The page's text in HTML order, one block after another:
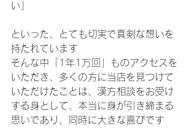
い」
といった、とても切実で真剣な想いを
持たれています
​そんな中「1年1万回」ものアクセスを
いただき、多くの方に当店を見つけて
いただけたことは、漢方相談をお受け
する身として、本当に身が引き締まる
思いであり、同時に大きな喜びです